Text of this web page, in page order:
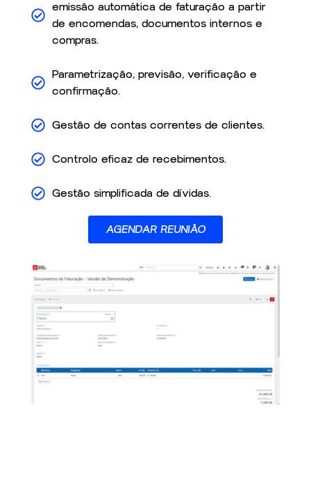
emissão automática de faturação a partir
de encomendas, documentos internos e
compras.
Parametrização, previsão, verificação e
confirmação.
Gestão de contas correntes de clientes.
Controlo eficaz de recebimentos.
Gestão simplificada de dívidas.
AGENDAR REUNIÃO